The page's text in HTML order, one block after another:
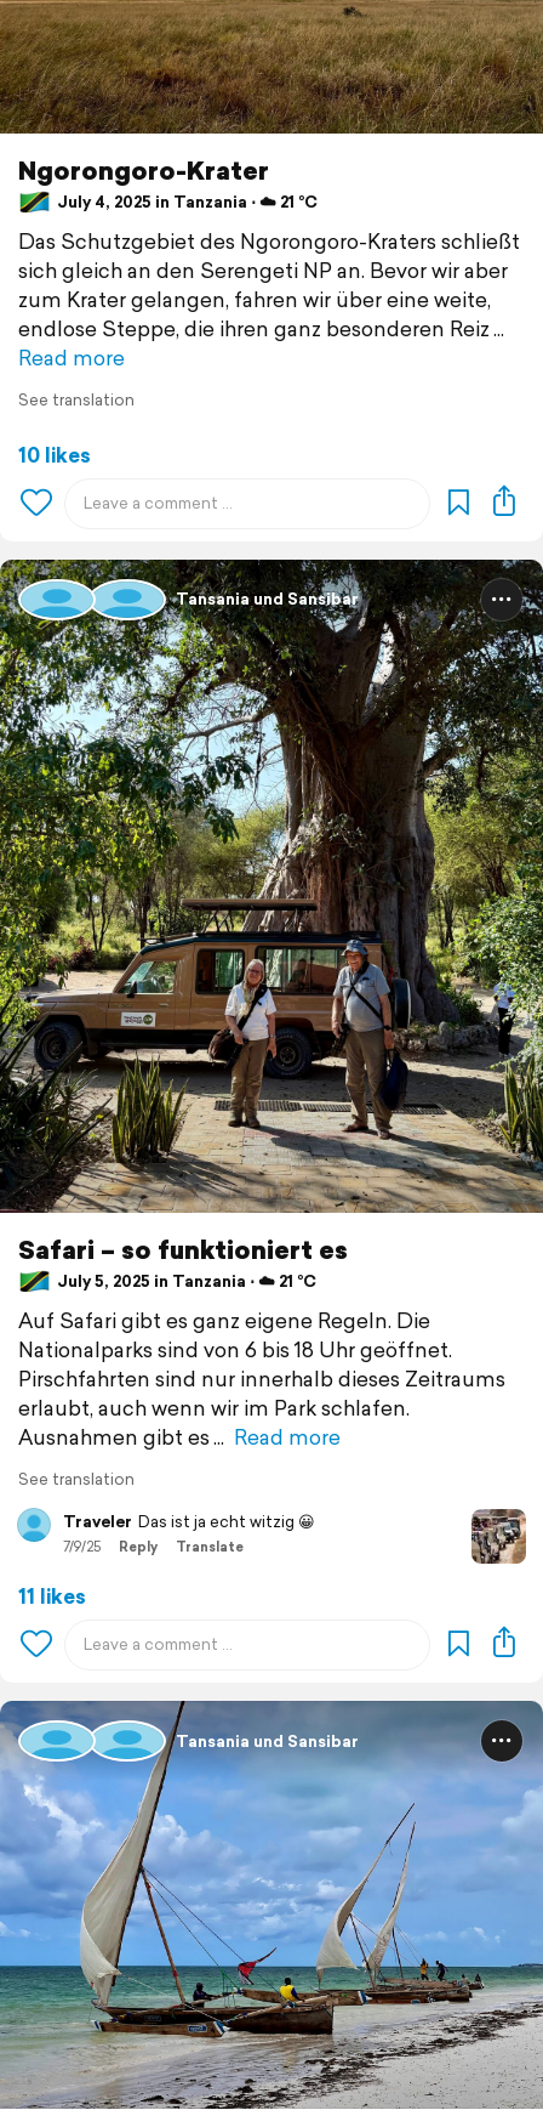
Ngorongoro-Krater
July 4, 2025 in Tanzania ⋅ ☁️ 21 °C
Das Schutzgebiet des Ngorongoro-Kraters schließt
sich gleich an den Serengeti NP an. Bevor wir aber
zum Krater gelangen, fahren wir über eine weite,
endlose Steppe, die ihren ganz besonderen Reiz
Read more
See translation
10 likes
Tansania und Sansibar
Safari – so funktioniert es
July 5, 2025 in Tanzania ⋅ ☁️ 21 °C
Auf Safari gibt es ganz eigene Regeln. Die
Nationalparks sind von 6 bis 18 Uhr geöffnet.
Pirschfahrten sind nur innerhalb dieses Zeitraums
erlaubt, auch wenn wir im Park schlafen.
Ausnahmen gibt es
Read more
See translation
Traveler Das ist ja echt witzig 😀
7/9/25 Reply Translate
11 likes
Tansania und Sansibar